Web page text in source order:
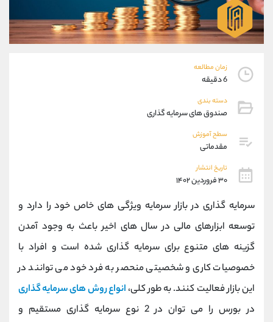
زمان مطالعه
6 دقیقه
دسته بندی
صندوق های سرمایه گذاری
سطح آموزش
مقدماتی
تاریخ انتشار
۳۰ فروردین ۱۴۰۲
سرمایه گذاری در بازار سرمایه ویژگی های خاص خود را دارد و
توسعه ابزارهای مالی در سال های اخیر باعث به وجود آمدن
گزینه های متنوع برای سرمایه گذاری شده است و افراد با
خصوصیات کاری و شخصیتی منحصر به فرد خود می توانند در
این بازار فعالیت کنند. به طور کلی، انواع روش های سرمایه گذاری
در بورس را می توان در 2 نوع سرمایه گذاری مستقیم و
واتساپ شروع گفتگو
تلگرام @Armteam_admin_33
پشتیبان فروش
موبایل
واتساپ
داخلی
اطلاعات تماس (دفتر فروش)
021-22021030
بدون پیش شماره 90001030
اینستاگرام @alireza.mehrabii
@alirezamehrabi_com